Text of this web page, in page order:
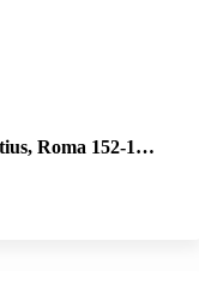
stående mot venstre